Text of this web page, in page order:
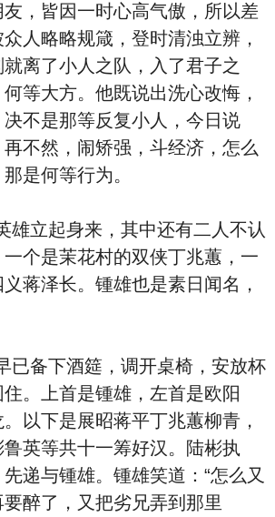
，皆因一时心高气傲，所以差
人略略规箴，登时清浊立辨，
离了小人之队，入了君子之
等大方。他既说出洗心改悔，
不是那等反复小人，今日说
不然，闹矫强，斗经济，怎么
是何等行为。
立起身来，其中还有二人不认
个是茉花村的双侠丁兆蕙，一
蒋泽长。锺雄也是素日闻名，
备下酒筵，调开桌椅，安放杯
。上首是锺雄，左首是欧阳
以下是展昭蒋平丁兆蕙柳青，
英等共十一筹好汉。陆彬执
递与锺雄。锺雄笑道：“怎么又
醉了，又把劣兄弄到那里